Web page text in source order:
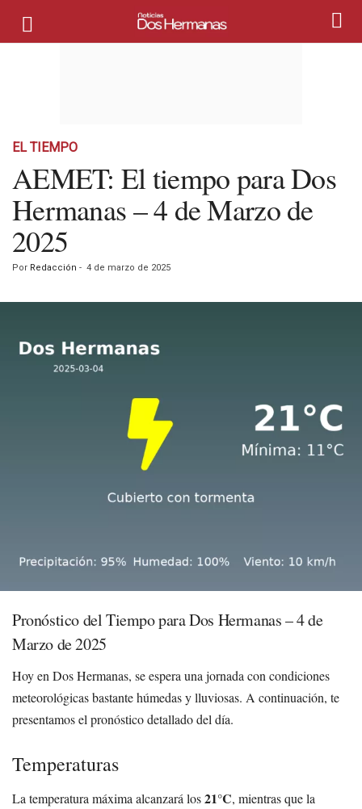
EL TIEMPO
AEMET: El tiempo para Dos
Hermanas – 4 de Marzo de
2025
Por Redacción - 4 de marzo de 2025
Pronóstico del Tiempo para Dos Hermanas – 4 de
Marzo de 2025
Hoy en Dos Hermanas, se espera una jornada con condiciones
meteorológicas bastante húmedas y lluviosas. A continuación, te
presentamos el pronóstico detallado del día.
Temperaturas
La temperatura máxima alcanzará los21°C, mientras que la